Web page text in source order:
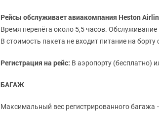
Рейсы обслуживает авиакомпания Heston
Время перелёта около 5,5 часов.
В стоимость пакета не входит питание на борту
Регистрация на рейс: В аэропорту (бесплатно)
БАГАЖ
Максимальный вес регистрированного багажа